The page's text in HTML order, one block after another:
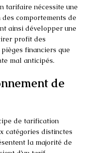
tarifaire nécessite une
comportements de
ainsi développer une
profit des
financiers que
mal anticipés.
de
de tarification
catégories distinctes
la majorité de